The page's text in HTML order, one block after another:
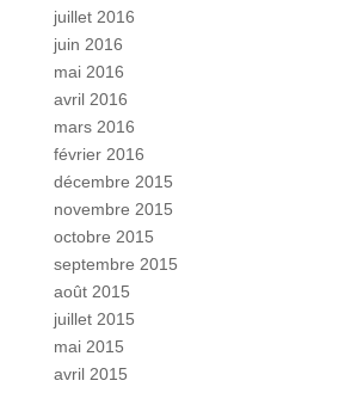
juillet 2016
juin 2016
mai 2016
avril 2016
mars 2016
février 2016
décembre 2015
novembre 2015
octobre 2015
septembre 2015
août 2015
juillet 2015
mai 2015
avril 2015